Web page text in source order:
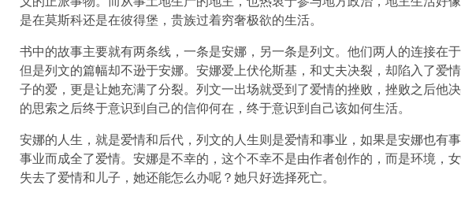
是在莫斯科还是在彼得堡，贵族过着穷奢极欲的生活。
书中的故事主要就有两条线，一条是安娜，另一条是列文。他们两人的连接在
但是列文的篇幅却不逊于安娜。安娜爱上伏伦斯基，和丈夫决裂，却陷入了爱
子的爱，更是让她充满了分裂。列文一出场就受到了爱情的挫败，挫败之后他
的思索之后终于意识到自己的信仰何在，终于意识到自己该如何生活。
安娜的人生，就是爱情和后代，列文的人生则是爱情和事业，如果是安娜也有
事业而成全了爱情。安娜是不幸的，这个不幸不是由作者创作的，而是环境，
失去了爱情和儿子，她还能怎么办呢？她只好选择死亡。